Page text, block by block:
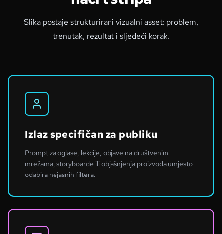
Slika postaje strukturirani vizualni asset: problem,
trenutak, rezultat i sljedeći korak.
Izlaz specifičan za publiku
Prompt za oglase, lekcije, objave na društvenim
mrežama, storyboarde ili objašnjenja proizvoda umjesto
odabira nejasnih filtera.